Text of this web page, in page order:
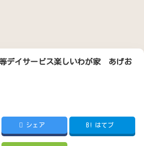
デイサービス楽しいわが家 あげお
シェア B! はてブ